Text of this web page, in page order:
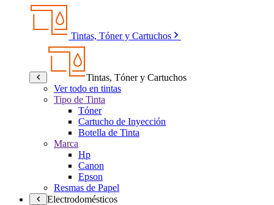
Tintas, Tóner y Cartuchos
Tintas, Tóner y Cartuchos
Ver todo en tintas
Tipo de Tinta
Tóner
Cartucho de Inyección
Botella de Tinta
Marca
Hp
Canon
Epson
Resmas de Papel
Electrodomésticos